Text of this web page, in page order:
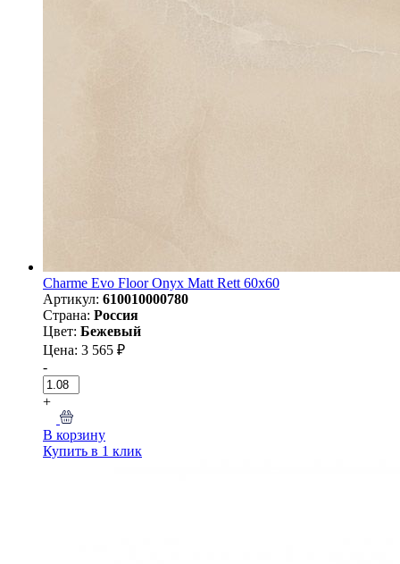
Charme Evo Floor Onyx Matt Rett 60х60
Артикул: 610010000780
Страна: Россия
Цвет: Бежевый
Цена: 3 565 ₽
-
+
В корзину
Купить в 1 клик